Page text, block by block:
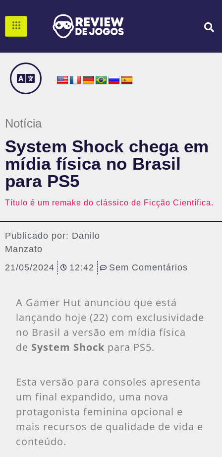
Notícia
System Shock chega em
mídia física no Brasil
para PS5
Título é um remake do clássico de Ficção Científica.
Publicado por: Danilo
Manzato
21/05/2024
12:42 Sem Comentários
A Gamer Hut anunciou que está
lançando hoje (22) com exclusividade
no Brasil a versão em mídia física
de System Shock para PS5.
Esta versão para consoles apresenta
um final expandido, uma nova
protagonista feminina opcional e
mais recursos de qualidade de vida e
conteúdo.